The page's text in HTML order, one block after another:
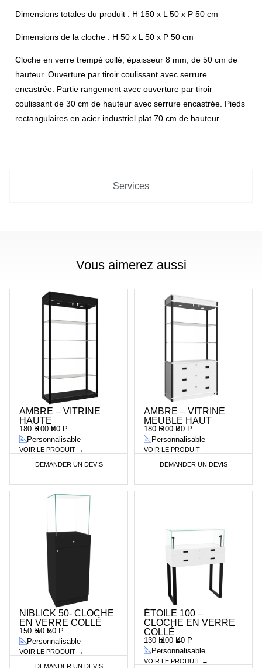
Services
Dimensions totales du produit : H 150 x L 50 x P 50 cm
Dimensions de la cloche : H 50 x L 50 x P 50 cm
Cloche en verre trempé collé, épaisseur 8 mm, de 50 cm de
hauteur. Ouverture par tiroir coulissant avec serrure
encastrée. Partie rangement avec ouverture par tiroir
coulissant de 30 cm de hauteur avec serrure encastrée. Pieds
rectangulaires en acier industriel plat 70 cm de hauteur
Vous aimerez aussi
AMBRE – VITRINE
HAUTE
180 H
x100 L
x
40 P
Personnalisable
VOIR LE PRODUIT →
DEMANDER UN DEVIS
AMBRE – VITRINE
MEUBLE HAUT
180 H
x100 L
x
40 P
Personnalisable
VOIR LE PRODUIT →
DEMANDER UN DEVIS
NIBLICK 50- CLOCHE
EN VERRE COLLÉ
150 H
x
50 Lx
50 P
Personnalisable
VOIR LE PRODUIT →
DEMANDER UN DEVIS
ÉTOILE 100 –
CLOCHE EN VERRE
COLLÉ
130 H
x
100 Lx
40 P
Personnalisable
VOIR LE PRODUIT →